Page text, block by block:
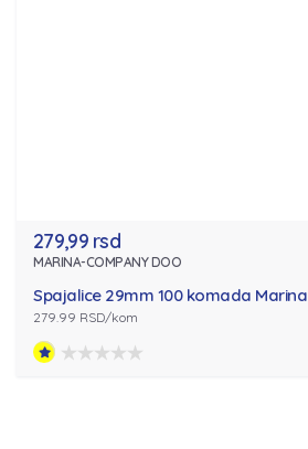
279,99 rsd
MARINA-COMPANY DOO
Spajalice 29mm 100 komada Marina
279.99 RSD/kom